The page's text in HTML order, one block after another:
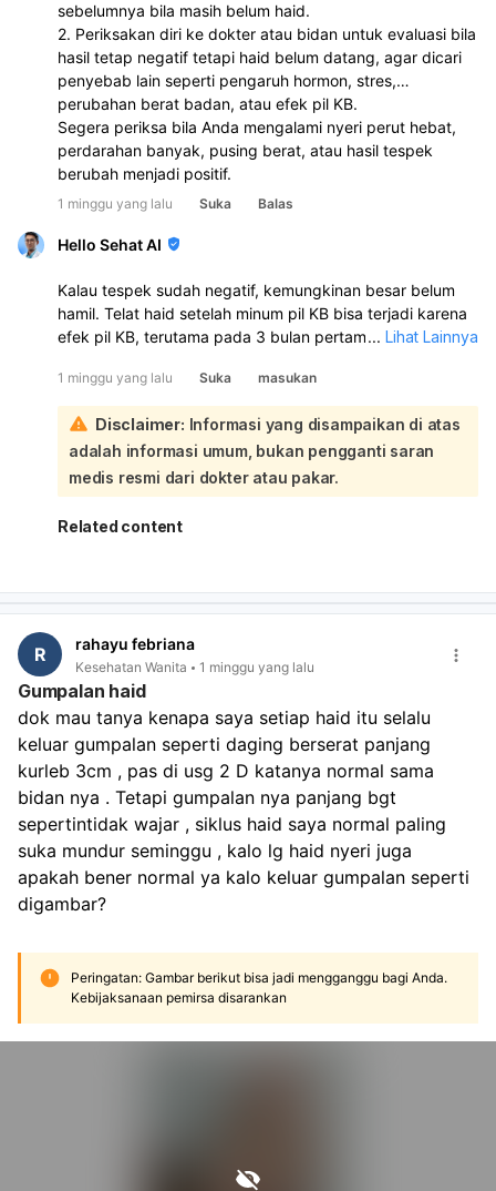
sebelumnya bila masih belum haid.
2. Periksakan diri ke dokter atau bidan untuk evaluasi bila
hasil tetap negatif tetapi haid belum datang, agar dicari
penyebab lain seperti pengaruh hormon, stres,
perubahan berat badan, atau efek pil KB.
Segera periksa bila Anda mengalami nyeri perut hebat,
perdarahan banyak, pusing berat, atau hasil tespek
berubah menjadi positif.
1 minggu yang lalu Suka Balas
Hello Sehat AI
Kalau tespek sudah negatif, kemungkinan besar belum
hamil. Telat haid setelah minum pil KB bisa terjadi karena
efek pil KB, terutama pada 3 bulan pertama pemakaian,
Karena Anda baru pertama kali minum pil KB, haid yang
hanya muncul 3 hari lalu belum tentu langsung kembali
normal. Pil KB memang bisa membuat haid lebih sedikit,
lebih pendek, atau bahkan tidak haid sementara waktu.
Sebaiknya:
Lanjutkan pil KB sesuai aturan bila masih digunakan.
Ulang tes kehamilan 1 minggu lagi bila haid tetap
nyeri perut, perdarahan tidak normal, atau Anda ragu
cara minumnya sudah benar. Kalau pil KB diminum
tidak teratur, memang masih ada kemungkinan hamil
meski kecil.
... Lihat Lainnya
1 minggu yang lalu Suka masukan
Disclaimer: Informasi yang disampaikan di atas
adalah informasi umum, bukan pengganti saran
medis resmi dari dokter atau pakar.
Related content
R rahayu febriana
Kesehatan Wanita 1 minggu yang lalu
Gumpalan haid
dok mau tanya kenapa saya setiap haid itu selalu
keluar gumpalan seperti daging berserat panjang
kurleb 3cm , pas di usg 2 D katanya normal sama
bidan nya . Tetapi gumpalan nya panjang bgt
sepertintidak wajar , siklus haid saya normal paling
suka mundur seminggu , kalo lg haid nyeri juga
apakah bener normal ya kalo keluar gumpalan seperti
digambar?
Peringatan: Gambar berikut bisa jadi mengganggu bagi Anda.
Kebijaksanaan pemirsa disarankan